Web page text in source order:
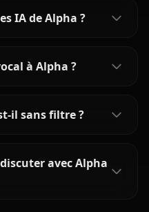
IA de Alpha ?
à Alpha ?
il sans filtre ?
avec Alpha